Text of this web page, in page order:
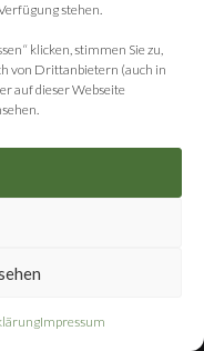
stehen.
klicken, stimmen Sie zu,
von Drittanbietern (auch in
auf dieser Webseite
Impressum